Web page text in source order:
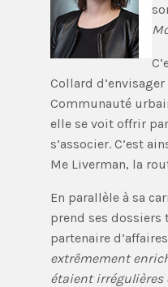
Collard
Communauté
elle se voit offrir
s’associer. C’est
Me Liverman, la
En parallèle à sa
prend ses dossiers
partenaire
extrêmement
étaient irrégulières